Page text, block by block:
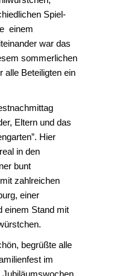
Spiel-
einem
war das
sommerlichen
alle Beteiligten ein
Eltern und das
Hier
in den
bunt
zahlreichen
einer
einem Stand mit
begrüßte alle
im